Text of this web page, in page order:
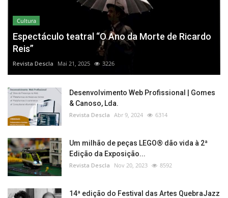
Cultura
Espectáculo teatral “O Ano da Morte de Ricardo
Reis”
Revista Descla Mai 21, 2025 3226
Desenvolvimento Web Profissional | Gomes
& Canoso, Lda.
Revista Descla Abr 9, 2024 6314
Um milhão de peças LEGO® dão vida à 2ª
Edição da Exposição...
Revista Descla Nov 20, 2023 8592
14ª edição do Festival das Artes QuebraJazz